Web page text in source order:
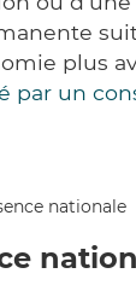
plus
par un